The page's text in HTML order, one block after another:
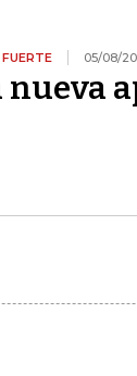
05/08/
nueva